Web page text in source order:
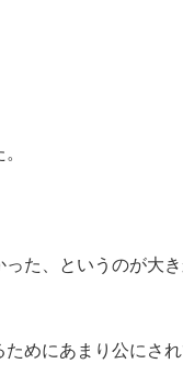
た、というのが大
めにあまり公にさ